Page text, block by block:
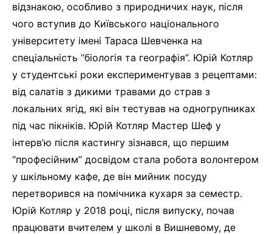
відзнакою, особливо з природничих наук, після
чого вступив до Київського національного
університету імені Тараса Шевченка на
спеціальність “біологія та географія”. Юрій Котляр
у студентські роки експериментував з рецептами:
від салатів з дикими травами до страв з
локальних ягід, які він тестував на одногрупниках
під час пікніків. Юрій Котляр Мастер Шеф у
інтерв’ю після кастингу зізнався, що першим
“професійним” досвідом стала робота волонтером
у шкільному кафе, де він мийник посуду
перетворився на помічника кухаря за семестр.
Юрій Котляр у 2018 році, після випуску, почав
працювати вчителем у школі в Вишневому, де